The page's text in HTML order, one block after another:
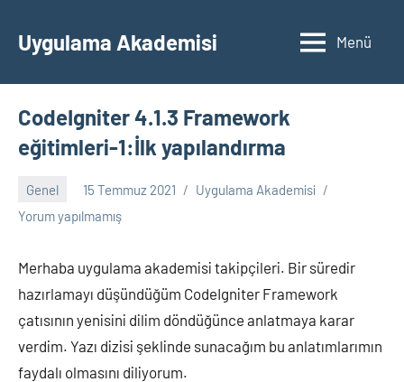
geçUygulama Akademisi Menü
CodeIgniter 4.1.3 Framework
eğitimleri-1:İlk yapılandırma
Genel 15 Temmuz 2021
Uygulama Akademisi
Yorum yapılmamış
Merhaba uygulama akademisi takipçileri. Bir süredir
hazırlamayı düşündüğüm CodeIgniter Framework
çatısının yenisini dilim döndüğünce anlatmaya karar
verdim. Yazı dizisi şeklinde sunacağım bu anlatımlarımın
faydalı olmasını diliyorum.